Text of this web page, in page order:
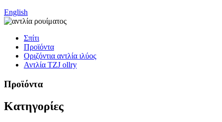
English
Σπίτι
Προϊόντα
Οριζόντια αντλία ιλύος
Αντλία TZJ ollry
Προϊόντα
Κατηγορίες